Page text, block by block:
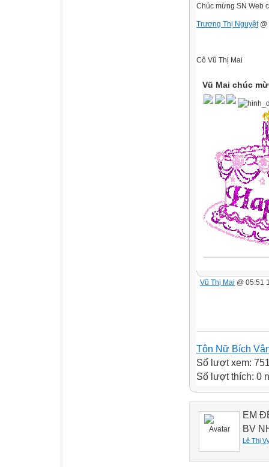
Chúc mừng SN Web
Trương Thị Nguyệt
Cô Vũ Thị Mai
Vũ Mai chúc
Vũ Thị Mai @ 05:51
Tôn Nữ Bích
Số lượt xem:
Số lượt thích: 0
EM
BV
Lê Thị